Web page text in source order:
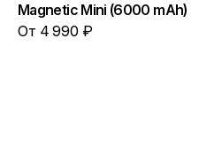
Magnetic Mini (6000 mAh)
От 4 990 ₽